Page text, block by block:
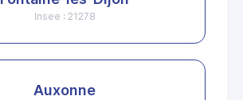
Insee : 21278
Auxonne